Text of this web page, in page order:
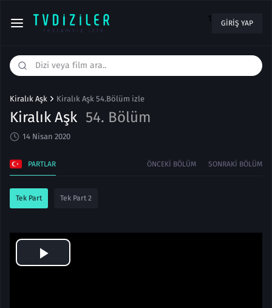
1 GIRIŞ YAP
Kiralık Aşk Kiralık Aşk 54.Bölüm izle
Kiralık Aşk 54. Bölüm
14 Nisan 2020
PARTLAR ÖNCEKI BÖLÜM SONRAKI BÖLÜM
Tek Part Tek Part 2